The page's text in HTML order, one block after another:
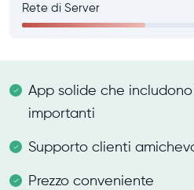
Rete di Server
App solide che
importanti
Supporto clienti
Prezzo conveniente